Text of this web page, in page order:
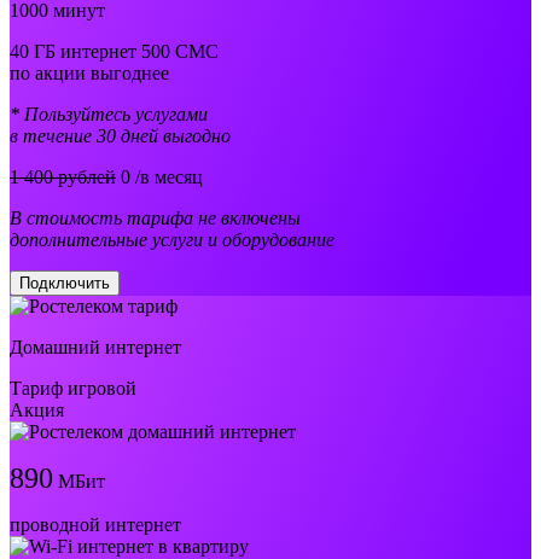
1000 минут
40 ГБ интернет 500 СМС
по акции выгоднее
* Пользуйтесь услугами
в течение 30 дней выгодно
1 400 рублей 0 /в месяц
В стоимость тарифа не включены
дополнительные услуги и оборудование
Подключить
Домашний интернет
Тариф игровой
Акция
890 МБит
проводной интернет